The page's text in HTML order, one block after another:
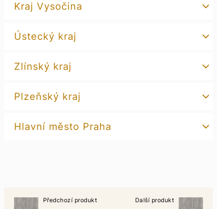
Kraj Vysočina
Ústecký kraj
Zlínský kraj
Plzeňský kraj
Hlavní město Praha
Předchozí produkt Další produkt